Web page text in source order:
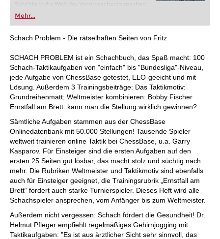
Schritte in die Welt des Vereinsschachs machen
oder bereits auf Turnierniveau spielen: Mit
FRITZ trainieren Sie effizienter, intelligenter und
individueller als je zuvor.
Mehr...
Schach Problem - Die rätselhaften Seiten von Fritz
SCHACH PROBLEM ist ein Schachbuch, das Spaß macht: 100
Schach-Taktikaufgaben von "einfach" bis "Bundesliga"-Niveau,
jede Aufgabe von ChessBase getestet, ELO-geeicht und mit
Lösung. Außerdem 3 Trainingsbeiträge: Das Taktikmotiv:
Grundreihenmatt; Weltmeister kombinieren: Bobby Fischer
Ernstfall am Brett: kann man die Stellung wirklich gewinnen?
Sämtliche Aufgaben stammen aus der ChessBase
Onlinedatenbank mit 50.000 Stellungen! Tausende Spieler
weltweit trainieren online Taktik bei ChessBase, u.a. Garry
Kasparov. Für Einsteiger sind die ersten Aufgaben auf den
ersten 25 Seiten gut lösbar, das macht stolz und süchtig nach
mehr. Die Rubriken Weltmeister und Taktikmotiv sind ebenfalls
auch für Einsteiger geeignet, die Trainingsrubrik „Ernstfall am
Brett“ fordert auch starke Turnierspieler. Dieses Heft wird alle
Schachspieler ansprechen, vom Anfänger bis zum Weltmeister.
Außerdem nicht vergessen: Schach fördert die Gesundheit! Dr.
Helmut Pfleger empfiehlt regelmäßiges Gehirnjogging mit
Taktikaufgaben: "Es ist aus ärztlicher Sicht sehr sinnvoll, das